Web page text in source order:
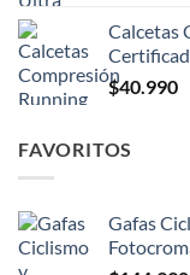
Calcetas
$40.990
FAVORITOS
Gafas